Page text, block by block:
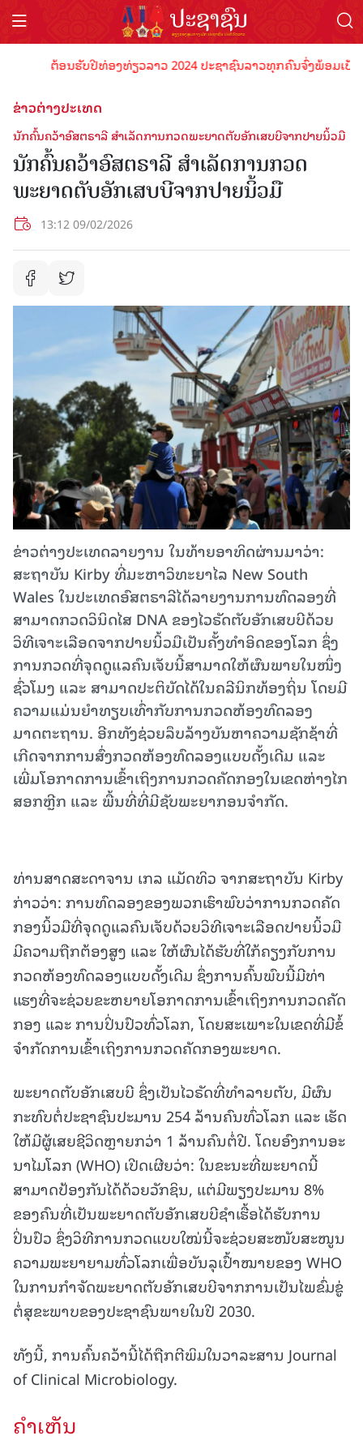
ຕ້ອນຮັບປີທ່ອງທ່ຽວລາວ 2024 ປະຊາຊົນລາວທຸກຄົນຈົ່ງພ້ອມເປັ
ຂ່າວຕ່າງປະເທດ
ນັກຄົ້ນຄວ້າອົສຕຣາລີ ສຳເລັດການກວດພະຍາດຕັບອັກເສບບີຈາກປາຍນິ້ວມື
ນັກຄົ້ນຄວ້າອົສຕຣາລີ ສຳເລັດການກວດ
ພະຍາດຕັບອັກເສບບີຈາກປາຍນິ້ວມື
13:12 09/02/2026
ຂ່າວຕ່າງປະເທດລາຍງານ ໃນທ້າຍອາທິດຜ່ານມາວ່າ:
ສະຖາບັນ Kirby ທີ່ມະຫາວິທະຍາໄລ New South
Wales ໃນປະເທດອົສຕຣາລີໄດ້ລາຍງານການທົດລອງທີ່
ສາມາດກວດວິນິດໄສ DNA ຂອງໄວຣັດຕັບອັກເສບບີດ້ວຍ
ວິທີເຈາະເລືອດຈາກປາຍນິ້ວມືເປັນຄັ້ງທຳອິດຂອງໂລກ ຊຶ່ງ
ການກວດທີ່ຈຸດດູແລຄົນເຈັບນີ້ສາມາດໃຫ້ຜົນພາຍໃນໜຶ່ງ
ຊົ່ວໂມງ ແລະ ສາມາດປະຕິບັດໄດ້ໃນຄລີນິກທ້ອງຖິ່ນ ໂດຍມີ
ຄວາມແມ່ນຍຳທຽບເທົ່າກັບການກວດຫ້ອງທົດລອງ
ມາດຕະຖານ. ອີກທັງຊ່ວຍລຶບລ້າງບັນຫາຄວາມຊັກຊ້າທີ່
ເກີດຈາກການສົ່ງກວດຫ້ອງທົດລອງແບບດັ້ງເດີມ ແລະ
ເພີ່ມໂອກາດການເຂົ້າເຖິງການກວດຄັດກອງໃນເຂດຫ່າງໄກ
ສອກຫຼີກ ແລະ ພື້ນທີ່ທີ່ມີຊັບພະຍາກອນຈຳກັດ.
ທ່ານສາດສະດາຈານ ເກລ ແມັດທິວ ຈາກສະຖາບັນ Kirby
ກ່າວວ່າ: ການທົດລອງຂອງພວກເຮົາພົບວ່າການກວດຄັດ
ກອງນິ້ວມືທີ່ຈຸດດູແລຄົນເຈັບດ້ວຍວິທີເຈາະເລືອດປາຍນິ້ວມື
ມີຄວາມຖືກຕ້ອງສູງ ແລະ ໃຫ້ຜົນໄດ້ຮັບທີ່ໃກ້ຄຽງກັບການ
ກວດຫ້ອງທົດລອງແບບດັ້ງເດີມ ຊຶ່ງການຄົ້ນພົບນີ້ມີທ່າ
ແຮງທີ່ຈະຊ່ວຍຂະຫຍາຍໂອກາດການເຂົ້າເຖິງການກວດຄັດ
ກອງ ແລະ ການປິ່ນປົວທົ່ວໂລກ, ໂດຍສະເພາະໃນເຂດທີ່ມີຂໍ້
ຈຳກັດການເຂົ້າເຖິງການກວດຄັດກອງພະຍາດ.
ພະຍາດຕັບອັກເສບບີ ຊຶ່ງເປັນໄວຣັດທີ່ທຳລາຍຕັບ, ມີຜົນ
ກະທົບຕໍ່ປະຊາຊົນປະມານ 254 ລ້ານຄົນທົ່ວໂລກ ແລະ ເຮັດ
ໃຫ້ມີຜູ້ເສຍຊີວິດຫຼາຍກວ່າ 1 ລ້ານຄົນຕໍ່ປີ. ໂດຍອົງການອະ
ນາໄມໂລກ (WHO) ເປີດເຜີຍວ່າ: ໃນຂະນະທີ່ພະຍາດນີ້
ສາມາດປ້ອງກັນໄດ້ດ້ວຍວັກຊິນ, ແຕ່ມີພຽງປະມານ 8%
ຂອງຄົນທີ່ເປັນພະຍາດຕັບອັກເສບບີຊຳເຮື້ອໄດ້ຮັບການ
ປິ່ນປົວ ຊຶ່ງວິທີການກວດແບບໃໝ່ນີ້ຈະຊ່ວຍສະໜັບສະໜູນ
ຄວາມພະຍາຍາມທົ່ວໂລກເພື່ອບັນລຸເປົ້າໝາຍຂອງ WHO
ໃນການກຳຈັດພະຍາດຕັບອັກເສບບີຈາກການເປັນໄພຂົ່ມຂູ່
ຕໍ່ສຸຂະພາບຂອງປະຊາຊົນພາຍໃນປີ 2030.
ທັງນີ້, ການຄົ້ນຄວ້ານີ້ໄດ້ຖືກຕີພິມໃນວາລະສານ Journal
of Clinical Microbiology.
ຄໍາເຫັນ